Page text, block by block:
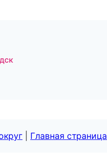
Главная страница